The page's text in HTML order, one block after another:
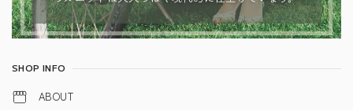
SHOP INFO
ABOUT